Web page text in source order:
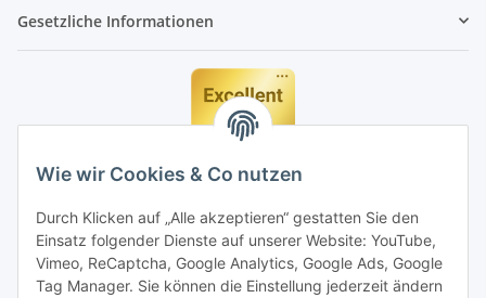
Wie wir Cookies & Co nutzen
Durch Klicken auf „Alle akzeptieren“ gestatten Sie den
Einsatz folgender Dienste auf unserer Website: YouTube,
Vimeo, ReCaptcha, Google Analytics, Google Ads, Google
Tag Manager. Sie können die Einstellung jederzeit ändern
Gesetzliche Informationen